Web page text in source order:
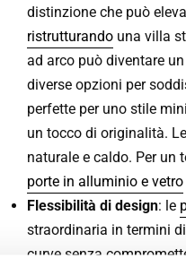
distinzione che può
ristrutturando una villa
ad arco può diventare
diverse opzioni per
perfette per uno stile
un tocco di originalità. Le
naturale e caldo. Per un
porte in alluminio e vetro
Flessibilità di design: le
straordinaria in termini
curve senza